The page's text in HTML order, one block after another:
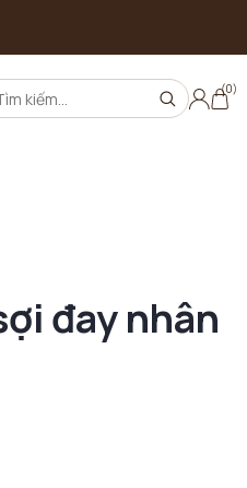
(0)
đay nhân